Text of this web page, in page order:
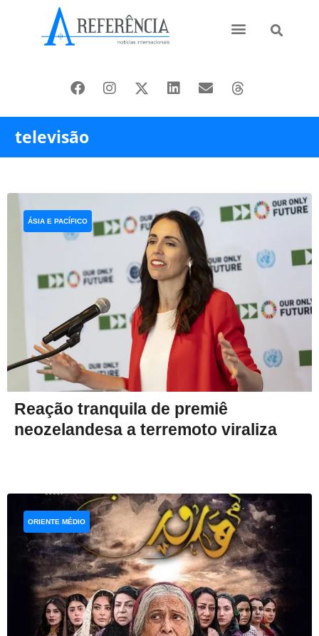
televisão
Reação tranquila de premiê
neozelandesa a terremoto viraliza
ÁSIA E PACÍFICO
ORIENTE MÉDIO